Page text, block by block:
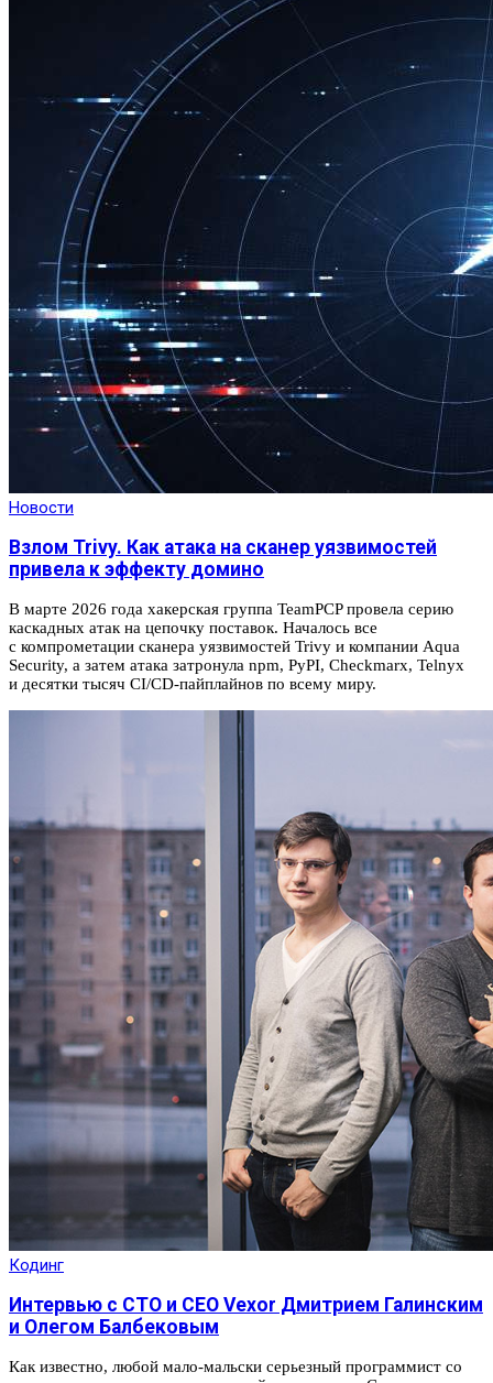
Новости
Взлом Trivy. Как атака на сканер уязвимостей
привела к эффекту домино
В марте 2026 года хакерская группа TeamPCP провела серию
каскадных атак на цепочку поставок. Началось все
с компрометации сканера уязвимостей Trivy и компании Aqua
Security, а затем атака затронула npm, PyPI, Checkmarx, Telnyx
и десятки тысяч CI/CD-пайплайнов по всему миру.
Кодинг
Интервью с CTO и CEO Vexor Дмитрием Галинским
и Олегом Балбековым
Как известно, любой мало-мальски серьезный программист со